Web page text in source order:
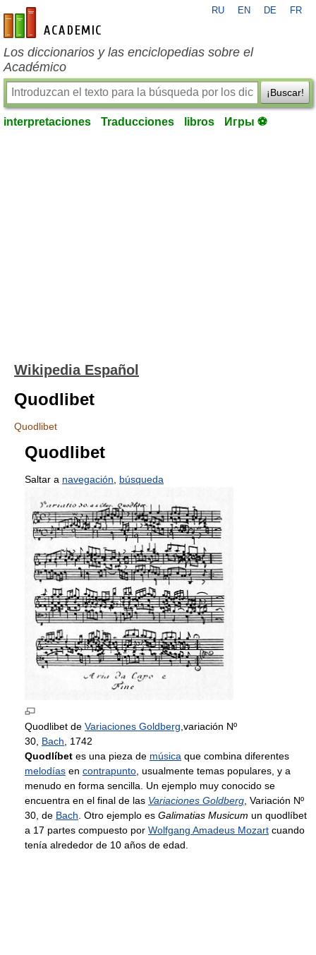
es-academic.com
RU EN DE FR
Los diccionarios y las enciclopedias sobre el
Académico
¡Buscar!
interpretaciones Traducciones libros Игры ⚽
Wikipedia Español
Quodlibet
Quodlibet
Quodlibet
Saltar a navegación búsqueda
Quodlibet de Variaciones Goldberg ,variación Nº
30, Bach , 1742
Quodlíbet es una pieza de música que combina diferentes
melodías en contrapunto , usualmente temas populares, y a
menudo en forma sencilla. Un ejemplo muy conocido se
encuentra en el final de las Variaciones Goldberg , Variación Nº
30, de Bach . Otro ejemplo es Galimatias Musicum un quodlíbet
a 17 partes compuesto por Wolfgang Amadeus Mozart cuando
tenía alrededor de 10 años de edad.